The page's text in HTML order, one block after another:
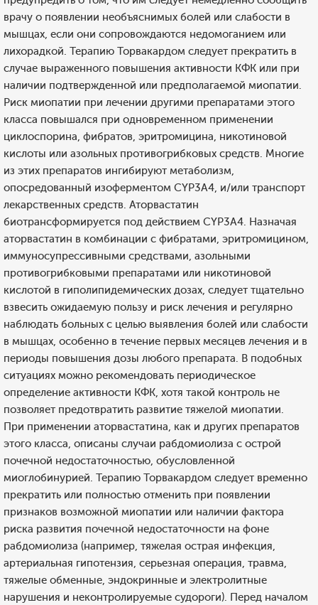
врачу о появлении необъяснимых болей или слабости в
мышцах, если они сопровождаются недомоганием или
лихорадкой. Терапию Торвакардом следует прекратить в
случае выраженного повышения активности КФК или при
наличии подтвержденной или предполагаемой миопатии.
Риск миопатии при лечении другими препаратами этого
класса повышался при одновременном применении
циклоспорина, фибратов, эритромицина, никотиновой
кислоты или азольных противогрибковых средств. Многие
из этих препаратов ингибируют метаболизм,
опосредованный изоферментом CYP3А4, и/или транспорт
лекарственных средств. Аторвастатин
биотрансформируется под действием CYP3A4. Назначая
аторвастатин в комбинации с фибратами, эритромицином,
иммуносупрессивными средствами, азольными
противогрибковыми препаратами или никотиновой
кислотой в гиполипидемических дозах, следует тщательно
взвесить ожидаемую пользу и риск лечения и регулярно
наблюдать больных с целью выявления болей или слабости
в мышцах, особенно в течение первых месяцев лечения и в
периоды повышения дозы любого препарата. В подобных
ситуациях можно рекомендовать периодическое
определение активности КФК, хотя такой контроль не
позволяет предотвратить развитие тяжелой миопатии.
При применении аторвастатина, как и других препаратов
этого класса, описаны случаи рабдомиолиза с острой
почечной недостаточностью, обусловленной
миоглобинурией. Терапию Торвакардом следует временно
прекратить или полностью отменить при появлении
признаков возможной миопатии или наличии фактора
риска развития почечной недостаточности на фоне
рабдомиолиза (например, тяжелая острая инфекция,
артериальная гипотензия, серьезная операция, травма,
тяжелые обменные, эндокринные и электролитные
нарушения и неконтролируемые судороги). Перед началом